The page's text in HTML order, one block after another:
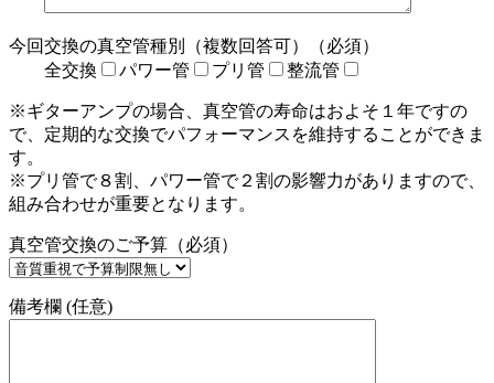
今回交換の真空管種別（複数回答可）（必須）
全交換
パワー管 プリ管 整流管
※ギターアンプの場合、真空管の寿命はおよそ１年ですの
で、定期的な交換でパフォーマンスを維持することができま
す。
※プリ管で８割、パワー管で２割の影響力がありますので、
組み合わせが重要となります。
真空管交換のご予算（必須）
備考欄 (任意)